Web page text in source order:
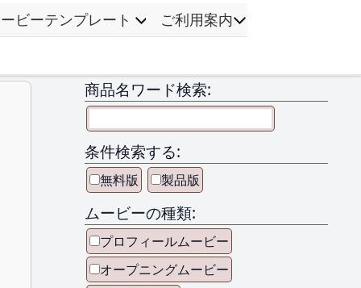
ビーテンプレート ご利用案内
商品名ワード検索:
条件検索する:
無料版 製品版
ムービーの種類:
プロフィールムービー
オープニングムービー